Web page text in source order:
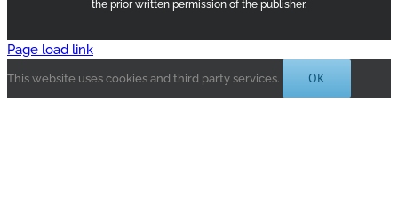
the prior written permission of the publisher.
Page load link
This website uses cookies and third party services. OK